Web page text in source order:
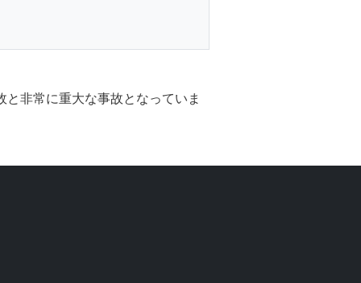
非常に重大な事故となっていま